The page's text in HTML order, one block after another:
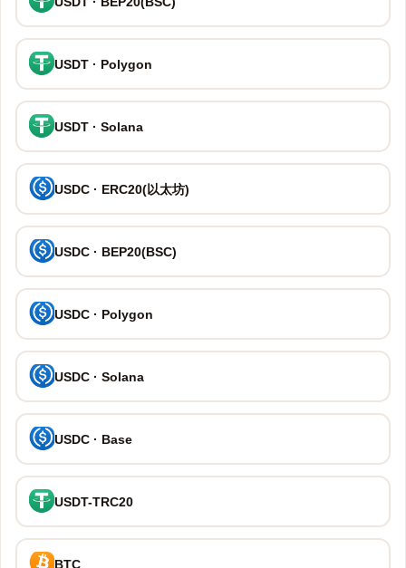
USDT · Polygon
USDT · Solana
USDC · ERC20(以太坊)
USDC · BEP20(BSC)
USDC · Polygon
USDC · Solana
USDC · Base
USDT-TRC20
BTC